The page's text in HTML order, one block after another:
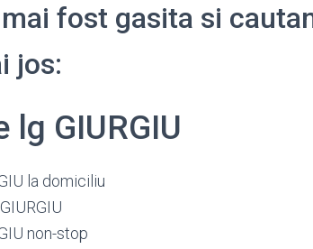
fost gasita si
jos:
GIURGIU
la domiciliu
non-stop